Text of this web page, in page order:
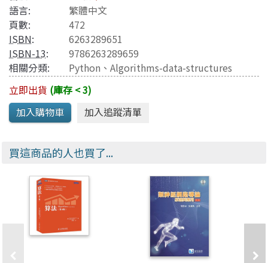
語言:
繁體中文
頁數:
472
ISBN:
6263289651
ISBN-13:
9786263289659
相關分類:
Python 、 Algorithms-data-structures
立即出貨 (庫存 < 3)
買這商品的人也買了...